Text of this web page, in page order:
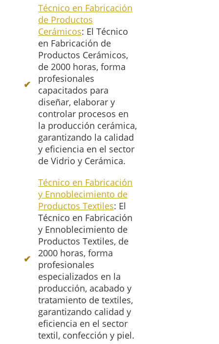
Técnico en Fabricación
de Productos
Cerámicos: El Técnico
en Fabricación de
Productos Cerámicos,
de 2000 horas, forma
profesionales
capacitados para
diseñar, elaborar y
controlar procesos en
la producción cerámica,
garantizando la calidad
y eficiencia en el sector
de Vidrio y Cerámica.
Técnico en Fabricación
y Ennoblecimiento de
Productos Textiles: El
Técnico en Fabricación
y Ennoblecimiento de
Productos Textiles, de
2000 horas, forma
profesionales
especializados en la
producción, acabado y
tratamiento de textiles,
garantizando calidad y
eficiencia en el sector
textil, confección y piel.